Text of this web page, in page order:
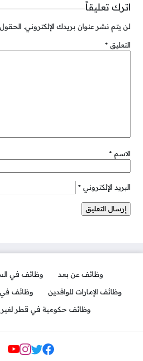
اترك تعليقاً
لن يتم نشر عنوان بريدك الإلكتروني. الحقول
التعليق *
الاسم *
البريد الإلكتروني *
وظائف عن بعد
وظائف في
وظائف الإمارات للوافدين
وظائف في
وظائف حكومية في قطر لغير
مواقع